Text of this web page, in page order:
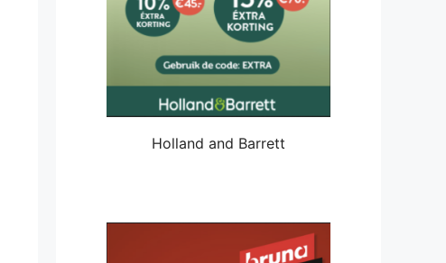
Holland and Barrett